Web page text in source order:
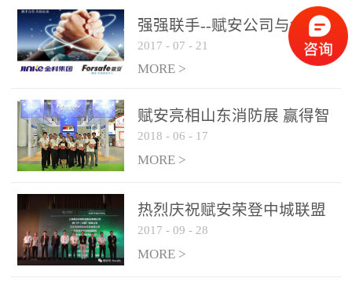
是针对这种高大空间建筑
物的消防设施、设备通过
现场图像的实时获取、预
处理和特征提取分析，实
现火焰的跟踪和识别。能
更早的进行预警，达到早
报早防的效果。 系统构
成示意图： 图像型火灾
和监控端两大部分组成。
两者之间通过以太网相
联，一台监控主机最多可
强强联手--赋安公司与金科
集团达成战略合作协议
2017 - 07 - 21
MORE >
赋安亮相山东消防展 赢得智
慧消防新荣耀
2018 - 06 - 17
MORE >
热烈庆祝赋安荣登中城联盟
联合采购战略合作平台
2017 - 09 - 28
MORE >